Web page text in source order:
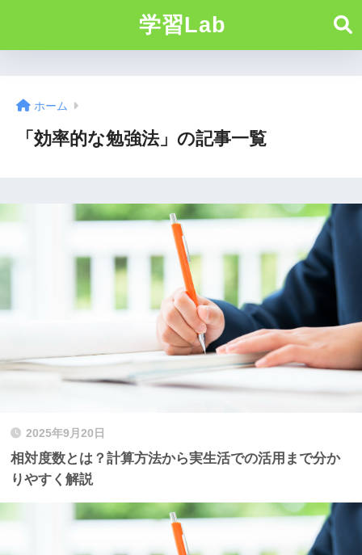
学習Lab
ホーム
「効率的な勉強法」の記事一覧
2025年9月20日
相対度数とは？計算方法から実生活での活用まで分か
りやすく解説